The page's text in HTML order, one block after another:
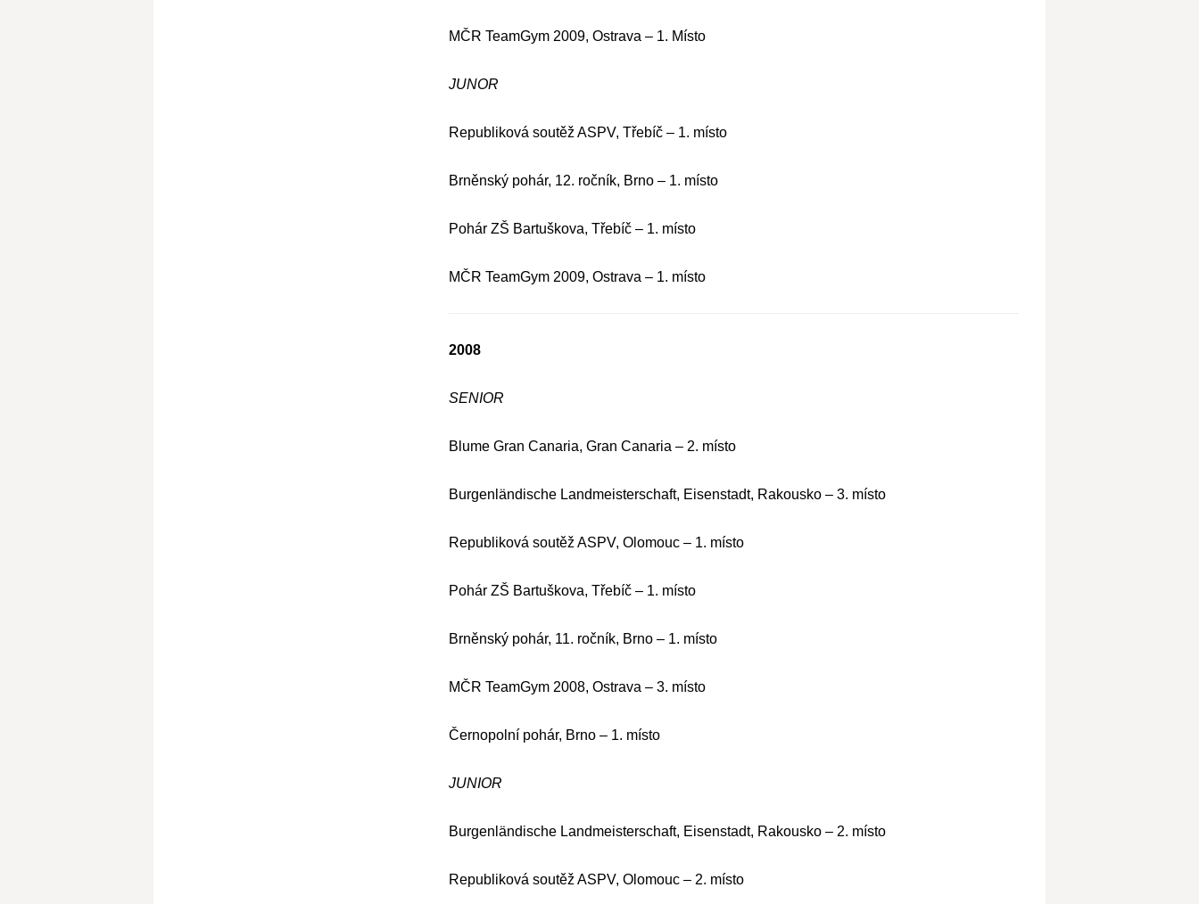
MČR TeamGym 2009, Ostrava – 1. Místo
JUNOR
Republiková soutěž ASPV, Třebíč – 1. místo
Brněnský pohár, 12. ročník, Brno – 1. místo
Pohár ZŠ Bartuškova, Třebíč – 1. místo
MČR TeamGym 2009, Ostrava – 1. místo
2008
SENIOR
Blume Gran Canaria, Gran Canaria – 2. místo
Burgenländische Landmeisterschaft, Eisenstadt, Rakousko – 3. místo
Republiková soutěž ASPV, Olomouc – 1. místo
Pohár ZŠ Bartuškova, Třebíč – 1. místo
Brněnský pohár, 11. ročník, Brno – 1. místo
MČR TeamGym 2008, Ostrava – 3. místo
Černopolní pohár, Brno – 1. místo
JUNIOR
Burgenländische Landmeisterschaft, Eisenstadt, Rakousko – 2. místo
Republiková soutěž ASPV, Olomouc – 2. místo